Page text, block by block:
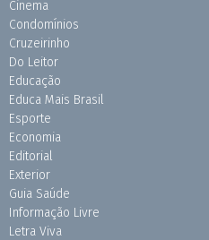
Cinema
Condomínios
Cruzeirinho
Do Leitor
Educação
Educa Mais Brasil
Esporte
Economia
Editorial
Exterior
Guia Saúde
Informação Livre
Letra Viva